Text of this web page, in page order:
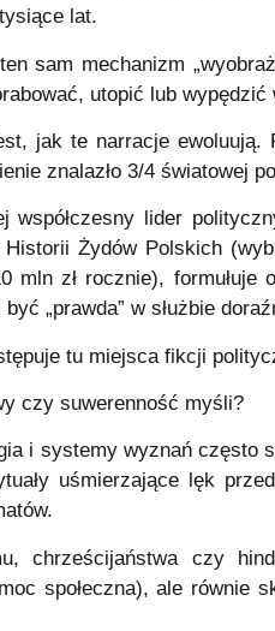
lat.
sam mechanizm
utopić lub
jak te narracje ewoluują.
znalazło 3/4 światowej
współczesny lider
Historii Żydów Polskich
mln zł rocznie),
„prawda” w służbie
tu miejsca fikcji
czy suwerenność myśli?
i systemy wyznań często
uśmierzające lęk
chrześcijaństwa czy
społeczna), ale równie